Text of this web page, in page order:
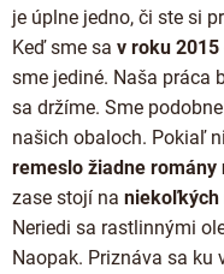
je úplne jedno, či ste si
Keď sme sa v roku 2015
sme jediné. Naša práca
sa držíme. Sme
našich obaloch. Pokiaľ
remeslo žiadne romány
zase stojí na niekoľkých
Neriedi sa rastlinnými
Naopak. Priznáva sa ku